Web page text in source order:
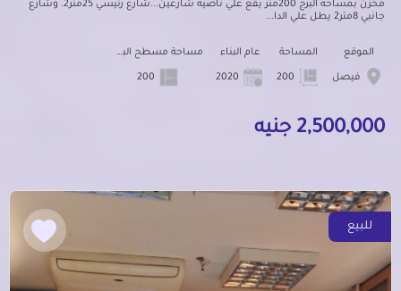
مخزن بمساحه البرج 200متر يقع علي ناصيه شارعين...شارع رئيسي 25متر2. وشارع
جانبي 8متر2 يطل علي الدا...
الموقع
فيصل
المساحة عام البناء مساحة مسطح البناء
2,500,000 جنيه
للبيع